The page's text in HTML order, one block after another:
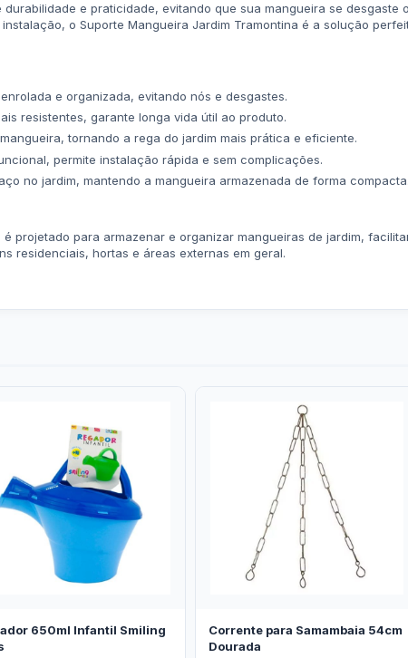
e praticidade, evitando que sua mangueira se desgaste
o Suporte Mangueira Jardim Tramontina é a solução
e organizada, evitando nós e desgastes.
resistentes, garante longa vida útil ao produto.
tornando a rega do jardim mais prática e eficiente.
permite instalação rápida e sem complicações.
no jardim, mantendo a mangueira armazenada de forma compacta.
projetado para armazenar e organizar mangueiras de jardim,
residenciais, hortas e áreas externas em geral.
650ml Infantil Smiling
Corrente para Samambaia 54cm
Dourada